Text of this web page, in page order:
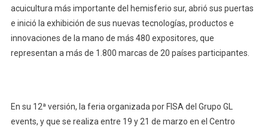
acuicultura más importante del hemisferio sur, abrió sus puertas
e inició la exhibición de sus nuevas tecnologías, productos e
innovaciones de la mano de más 480 expositores, que
representan a más de 1.800 marcas de 20 países participantes.
En su 12ª versión, la feria organizada por FISA del Grupo GL
events, y que se realiza entre 19 y 21 de marzo en el Centro